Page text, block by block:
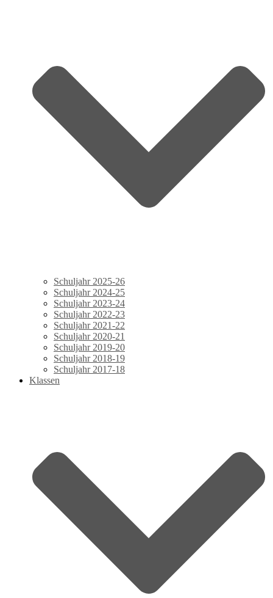
Schuljahr 2025-26
Schuljahr 2024-25
Schuljahr 2023-24
Schuljahr 2022-23
Schuljahr 2021-22
Schuljahr 2020-21
Schuljahr 2019-20
Schuljahr 2018-19
Schuljahr 2017-18
Klassen